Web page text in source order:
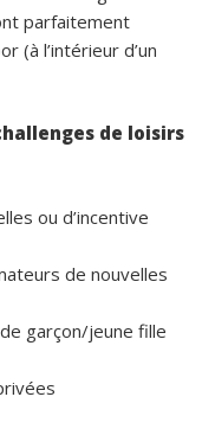
parfaitement
(à l’intérieur d’un
de loisirs
ou d’incentive
de nouvelles
garçon/jeune fille